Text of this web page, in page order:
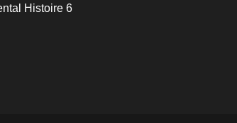
Histoire 6